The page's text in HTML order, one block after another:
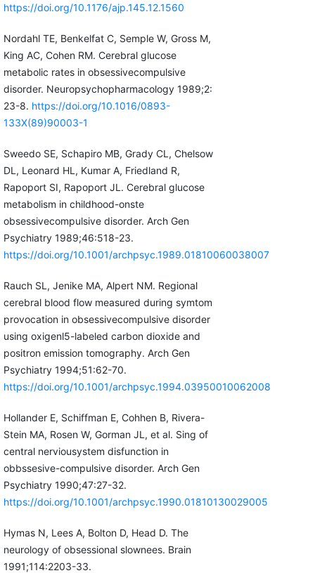
https://doi.org/10.1176/ajp.145.12.1560
Nordahl TE, Benkelfat C, Semple W, Gross M,
King AC, Cohen RM. Cerebral glucose
metabolic rates in obsessivecompulsive
disorder. Neuropsychopharmacology 1989;2:
23-8. https://doi.org/10.1016/0893-
133X(89)90003-1
Sweedo SE, Schapiro MB, Grady CL, Chelsow
DL, Leonard HL, Kumar A, Friedland R,
Rapoport SI, Rapoport JL. Cerebral glucose
metabolism in childhood-onste
obsessivecompulsive disorder. Arch Gen
Psychiatry 1989;46:518-23.
https://doi.org/10.1001/archpsyc.1989.01810060038007
Rauch SL, Jenike MA, Alpert NM. Regional
cerebral blood flow measured during symtom
provocation in obsessivecompulsive disorder
using oxigenl5-labeled carbon dioxide and
positron emission tomography. Arch Gen
Psychiatry 1994;51:62-70.
https://doi.org/10.1001/archpsyc.1994.03950010062008
Hollander E, Schiffman E, Cohhen B, Rivera-
Stein MA, Rosen W, Gorman JL, et al. Sing of
central nerviousystem disfunction in
obbssesive-compulsive disorder. Arch Gen
Psychiatry 1990;47:27-32.
https://doi.org/10.1001/archpsyc.1990.01810130029005
Hymas N, Lees A, Bolton D, Head D. The
neurology of obsessional slownees. Brain
1991;114:2203-33.